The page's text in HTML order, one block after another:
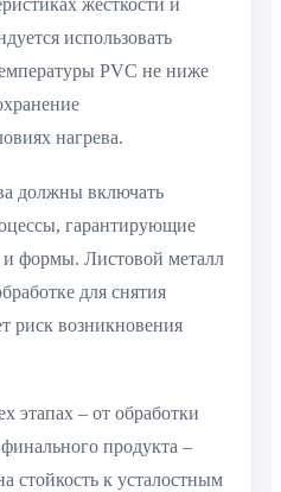
использовать
PVC не ниже
нагрева.
должны включать
гарантирующие
и формы. Листовой металл
для снятия
риск возникновения
этапах – от обработки
продукта –
стойкость к усталостным